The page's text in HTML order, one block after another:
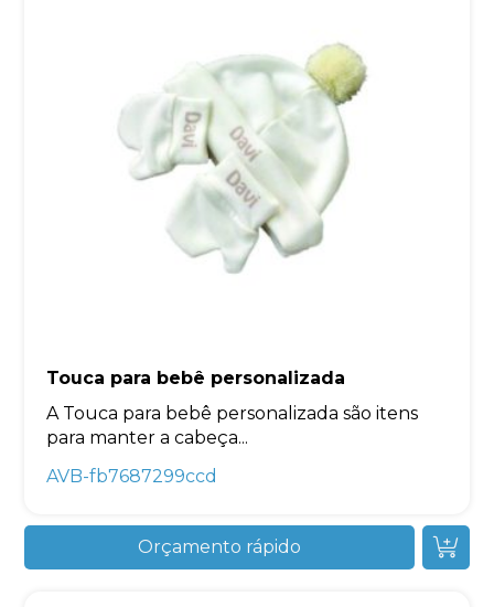
Touca para bebê personalizada
A Touca para bebê personalizada são itens
para manter a cabeça...
AVB-fb7687299ccd
Orçamento rápido